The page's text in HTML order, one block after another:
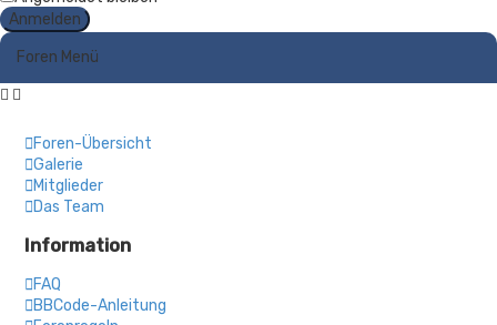
Foren Menü
Foren-Übersicht
Galerie
Mitglieder
Das Team
Information
FAQ
BBCode-Anleitung